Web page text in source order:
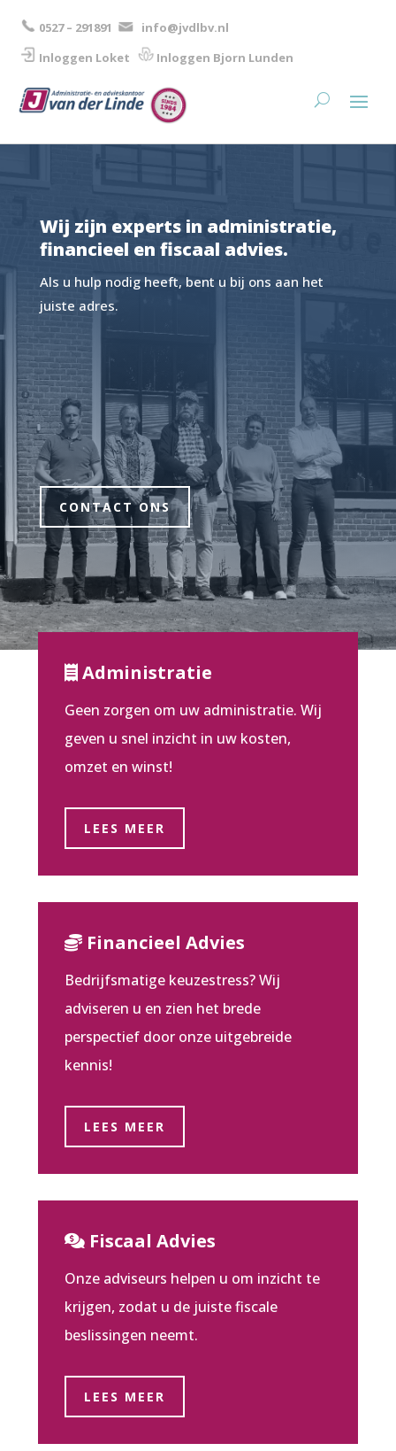
0527 – 291891
info@jvdlbv.nl
Inloggen Loket
Inloggen Bjorn Lunden​
Wij zijn experts in administratie,
financieel en fiscaal advies.
Als u hulp nodig heeft, bent u bij ons aan het
juiste adres.
CONTACT ONS
Administratie
Geen zorgen om uw administratie. Wij
geven u snel inzicht in uw kosten,
omzet en winst!
LEES MEER
Financieel Advies
Bedrijfsmatige keuzestress? Wij
adviseren u en zien het brede
perspectief door onze uitgebreide
kennis!
LEES MEER
Fiscaal Advies
Onze adviseurs helpen u om inzicht te
krijgen, zodat u de juiste fiscale
beslissingen neemt.
LEES MEER